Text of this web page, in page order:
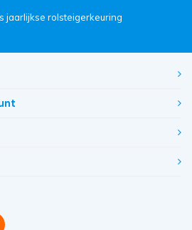
jaarlijkse rolsteigerkeuring